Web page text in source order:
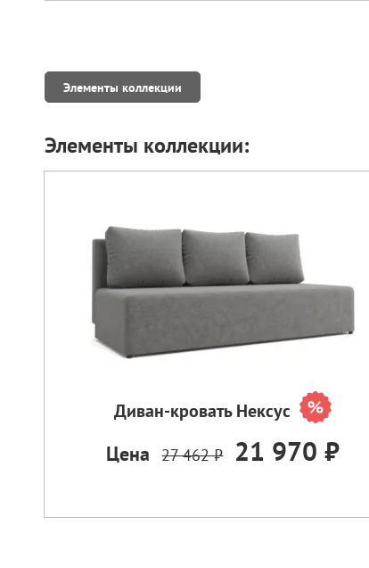
Элементы коллекции
Элементы коллекции:
Диван-кровать Нексус
Цена 27 462 ₽ 21 970 ₽